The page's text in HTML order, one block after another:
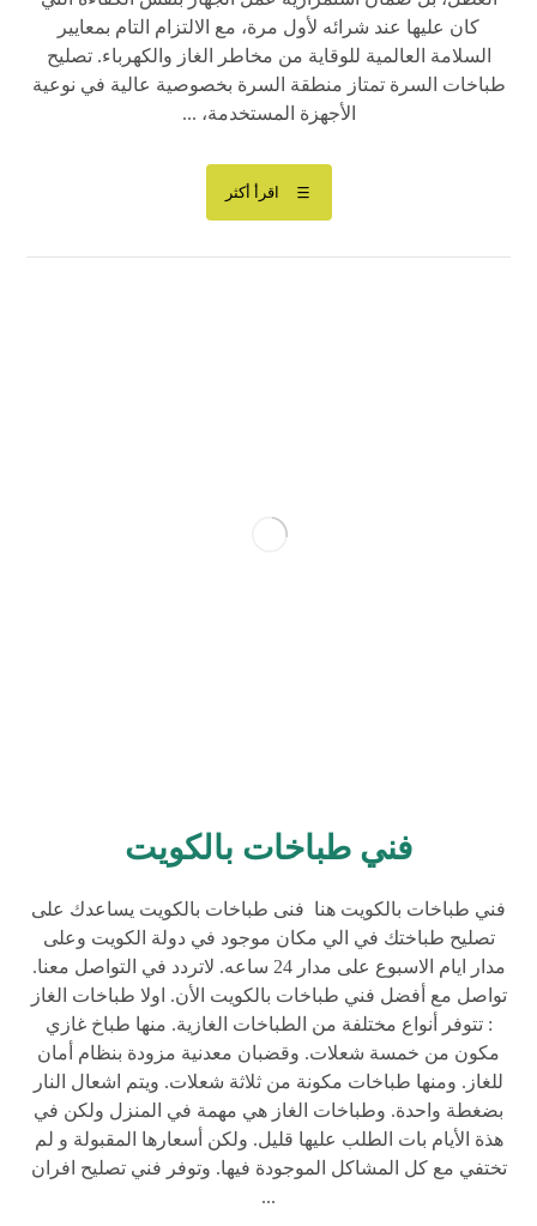
كان عليها عند شرائه لأول مرة، مع الالتزام التام بمعايير
السلامة العالمية للوقاية من مخاطر الغاز والكهرباء. تصليح
طباخات السرة تمتاز منطقة السرة بخصوصية عالية في نوعية
الأجهزة المستخدمة، ...
اقرأ أكثر
فني طباخات بالكويت
فني طباخات بالكويت هنا فنى طباخات بالكويت يساعدك على
تصليح طباختك في الي مكان موجود في دولة الكويت وعلى
مدار ايام الاسبوع على مدار 24 ساعه. لاتردد في التواصل معنا.
تواصل مع أفضل فني طباخات بالكويت الأن. اولا طباخات الغاز
: تتوفر أنواع مختلفة من الطباخات الغازية. منها طباخ غازي
مكون من خمسة شعلات. وقضبان معدنية مزودة بنظام أمان
للغاز. ومنها طباخات مكونة من ثلاثة شعلات. ويتم اشعال النار
بضغطة واحدة. وطباخات الغاز هي مهمة في المنزل ولكن في
هذة الأيام بات الطلب عليها قليل. ولكن أسعارها المقبولة و لم
تختفي مع كل المشاكل الموجودة فيها. وتوفر فني تصليح افران
...